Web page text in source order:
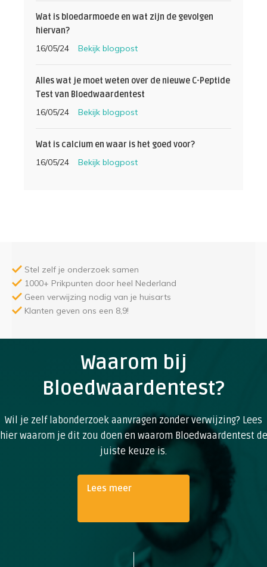
Wat is bloedarmoede en wat zijn de gevolgen
hiervan?
16/05/24 Bekijk blogpost
Alles wat je moet weten over de nieuwe C-Peptide
Test van Bloedwaardentest
16/05/24 Bekijk blogpost
Wat is calcium en waar is het goed voor?
16/05/24 Bekijk blogpost
Stel zelf je onderzoek samen
1000+ Prikpunten door heel Nederland
Geen verwijzing nodig van je huisarts
Klanten geven ons een 8,9!
Waarom bij
Bloedwaardentest?
Wil je zelf labonderzoek aanvragen zonder verwijzing? Lees
hier waarom je dit zou doen en waarom Bloedwaardentest de
juiste keuze is.
Lees meer